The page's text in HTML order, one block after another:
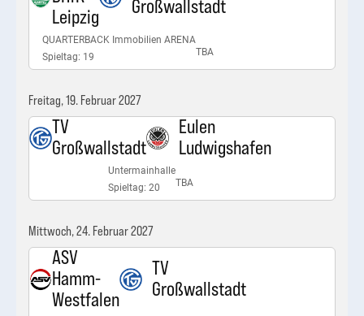
Leipzig
Großwallstadt
QUARTERBACK Immobilien ARENA
Spieltag: 19
TBA
Freitag, 19. Februar 2027
TV
Großwallstadt
Eulen
Ludwigshafen
Untermainhalle
Spieltag: 20
TBA
Mittwoch, 24. Februar 2027
ASV
Hamm-
Westfalen
TV
Großwallstadt